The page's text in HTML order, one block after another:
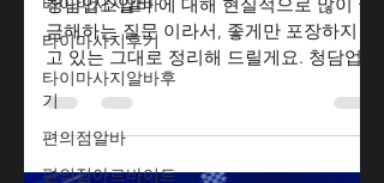
타이마사지후기
타이마사지알바후
기
편의점알바
편의점아르바이트
1월 21일
2분 분량
청담업소알바 어떤가요?
청담업소알바 에 대해 현실적으로 많이 궁
금해하는 질문 이라서, 좋게만 포장하지 않
고 있는 그대로 정리해 드릴게요. 청담업소